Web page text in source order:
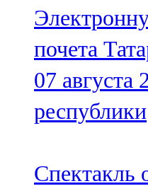
почета
07 августа
республики
Спектакль